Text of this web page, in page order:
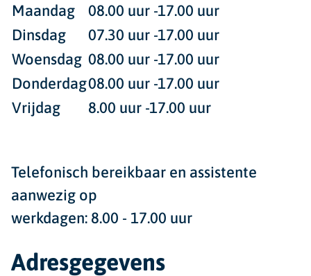
Maandag
08.00 uur -17.00 uur
Dinsdag
07.30 uur -17.00 uur
Woensdag 08.00 uur -17.00 uur
Donderdag08.00 uur -17.00 uur
Vrijdag
8.00 uur -17.00 uur
Telefonisch bereikbaar en assistente
aanwezig op
werkdagen: 8.00 - 17.00 uur
Adresgegevens